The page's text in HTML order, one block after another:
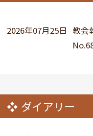
2026年07月25日 教
ダイアリー